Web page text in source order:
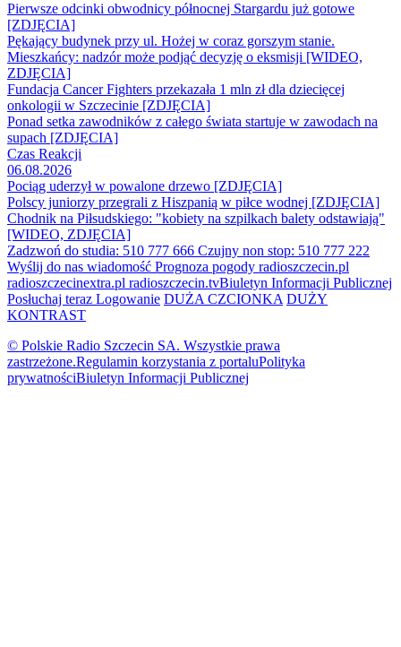
Pierwsze odcinki obwodnicy północnej Stargardu już gotowe
[ZDJĘCIA]
Pękający budynek przy ul. Hożej w coraz gorszym stanie.
Mieszkańcy: nadzór może podjąć decyzję o eksmisji [WIDEO,
ZDJĘCIA]
Fundacja Cancer Fighters przekazała 1 mln zł dla dziecięcej
onkologii w Szczecinie [ZDJĘCIA]
Ponad setka zawodników z całego świata startuje w zawodach na
supach [ZDJĘCIA]
Czas Reakcji
06.08.2026
Pociąg uderzył w powalone drzewo [ZDJĘCIA]
Polscy juniorzy przegrali z Hiszpanią w piłce wodnej [ZDJĘCIA]
Chodnik na Piłsudskiego: "kobiety na szpilkach balety odstawiają"
[WIDEO, ZDJĘCIA]
Zadzwoń do studia: 510 777 666 Czujny non stop: 510 777 222
Wyślij do nas wiadomość Prognoza pogody radioszczecin.pl
radioszczecinextra.pl radioszczecin.tvBiuletyn Informacji Publicznej
Posłuchaj teraz Logowanie DUŻA CZCIONKA DUŻY
KONTRAST
© Polskie Radio Szczecin SA. Wszystkie prawa
zastrzeżone.Regulamin korzystania z portaluPolityka
prywatnościBiuletyn Informacji Publicznej